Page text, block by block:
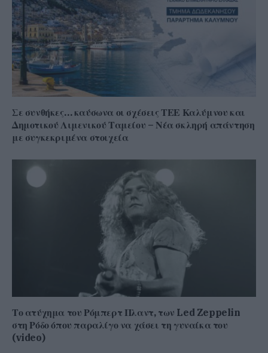
Σε συνθήκες… καύσωνα οι σχέσεις ΤΕΕ Καλύμνου και
Δημοτικού Λιμενικού Ταμείου – Νέα σκληρή απάντηση
με συγκεκριμένα στοιχεία
Το ατύχημα του Ρόμπερτ Πλαντ, των Led Zeppelin
στη Ρόδο όπου παραλίγο να χάσει τη γυναίκα του
(video)